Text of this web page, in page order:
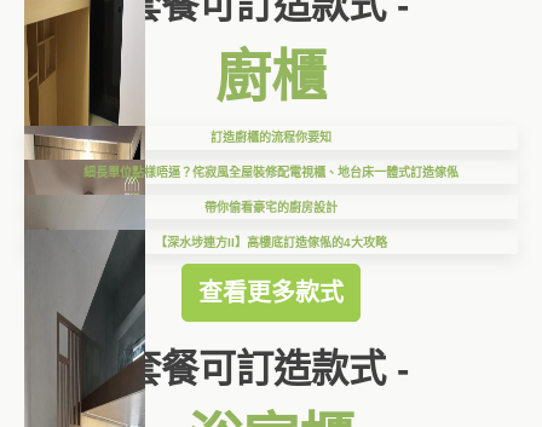
廚櫃
訂造廚櫃的流程你要知
細長單位點樣唔逼？侘寂風全屋裝修配電視櫃、地台床一體式訂造傢俬
帶你偷看豪宅的廚房設計
【深水埗連方II】高樓底訂造傢俬的4大攻略
查看更多款式
套餐可訂造款式 -